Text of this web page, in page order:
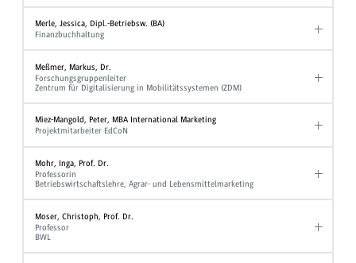
Merle, Jessica, Dipl.-Betriebsw. (BA)
Finanzbuchhaltung
Meßmer, Markus, Dr.
Forschungsgruppenleiter
Zentrum für Digitalisierung in Mobilitätssystemen (ZDM)
Miez-Mangold, Peter, MBA International Marketing
Projektmitarbeiter EdCoN
Mohr, Inga, Prof. Dr.
Professorin
Betriebswirtschaftslehre, Agrar- und Lebensmittelmarketing
Moser, Christoph, Prof. Dr.
Professor
BWL